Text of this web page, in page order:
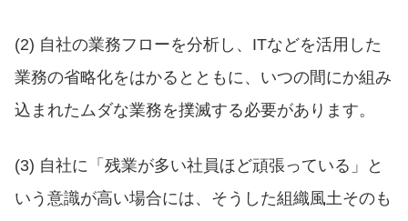
(2) 自社の業務フローを分析し、ITなどを活用した
業務の省略化をはかるとともに、いつの間にか組み
込まれたムダな業務を撲滅する必要があります。
(3) 自社に「残業が多い社員ほど頑張っている」と
いう意識が高い場合には、そうした組織風土そのも